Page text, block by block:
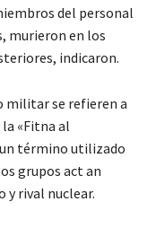
del personal
murieron en los
indicaron.
militar se refieren a
«Fitna al
término utilizado
grupos act an
y rival nuclear.